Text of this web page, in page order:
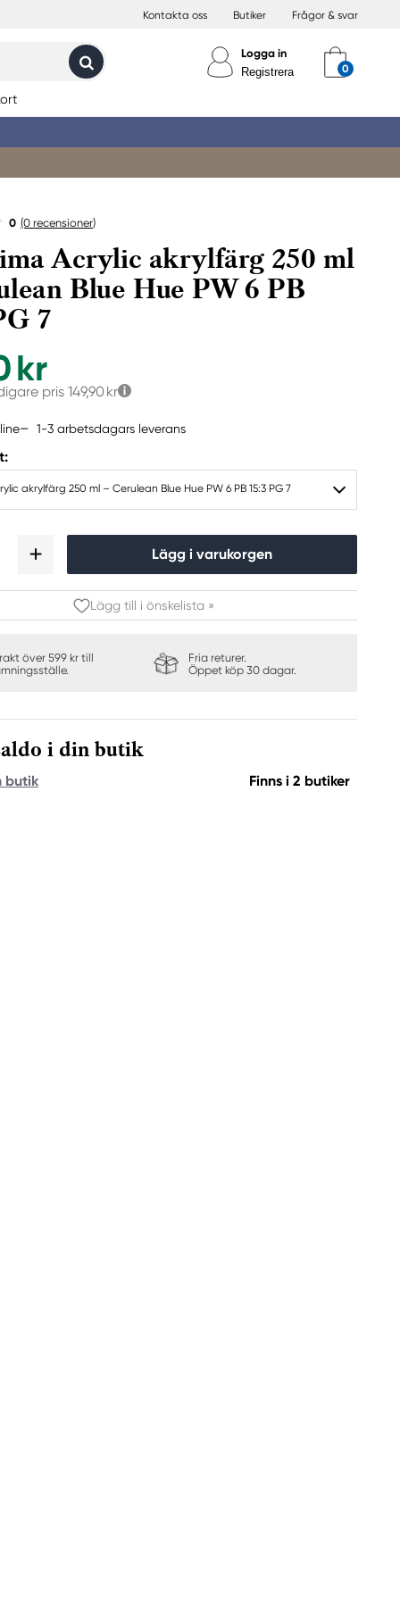
Kontakta oss Butiker Frågor & svar
Logga in
Registrera
0 (0 recensioner)
Acrylic akrylfärg 250 ml
Blue Hue PW 6 PB
7
kr
pris 149,90 kr
1-3 arbetsdagars leverans
akrylfärg 250 ml – Cerulean Blue Hue PW 6 PB 15:3 PG 7
Lägg i varukorgen
Lägg till i önskelista »
över 599 kr till
Fria returer.
Öppet köp 30 dagar.
i din butik
butik Finns i 2 butiker